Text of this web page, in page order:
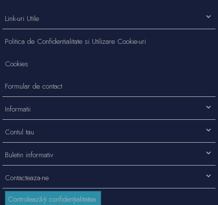
Contacteaza-ne
Link-uri Utile
Politica de Confidentialitate si Utilizare Cookie-uri
Cookies
Formular de contact
Informatii
Contul tau
Buletin informativ
Controlează-ți confidențialitatea